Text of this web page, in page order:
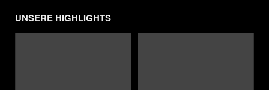
UNSERE HIGHLIGHTS